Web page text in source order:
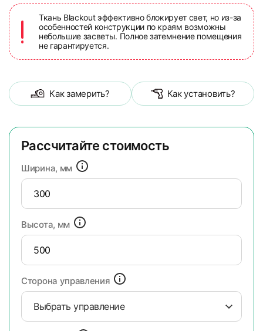
Ткань Blackout эффективно блокирует свет, но из-за
особенностей конструкции по краям возможны
небольшие засветы. Полное затемнение помещения
не гарантируется.
Как замерить? Как установить?
Рассчитайте стоимость
Ширина, мм
Высота, мм
Сторона управления
Выбрать управление